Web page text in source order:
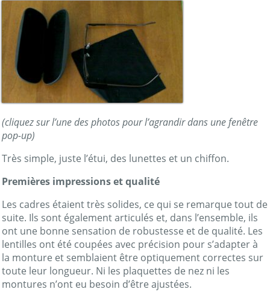
(cliquez sur l’une des photos pour l’agrandir dans une fenêtre
pop-up)
Très simple, juste l’étui, des lunettes et un chiffon.
Premières impressions et qualité
Les cadres étaient très solides, ce qui se remarque tout de
suite. Ils sont également articulés et, dans l’ensemble, ils
ont une bonne sensation de robustesse et de qualité. Les
lentilles ont été coupées avec précision pour s’adapter à
la monture et semblaient être optiquement correctes sur
toute leur longueur. Ni les plaquettes de nez ni les
montures n’ont eu besoin d’être ajustées.